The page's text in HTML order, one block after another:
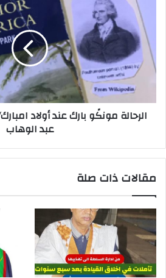
الرحالة مونكًو بارك عند أولاد
عبد الوهاب
مقالات ذات صلة